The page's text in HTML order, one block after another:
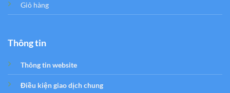
Giỏ hàng
Thông tin
Thông tin website
Điều kiện giao dịch chung